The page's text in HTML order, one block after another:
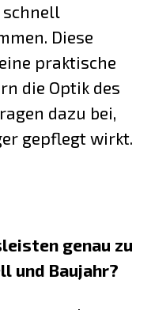
Diese
praktische
die Optik des
dazu bei,
gepflegt wirkt.
genau zu
und Baujahr?